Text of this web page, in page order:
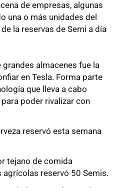
de empresas, algunas
una o más unidades del
la reservas de Semi a día
almacenes fue la
en Tesla. Forma parte
que lleva a cabo
poder rivalizar con
reservó esta semana
tejano de comida
reservó 50 Semis.